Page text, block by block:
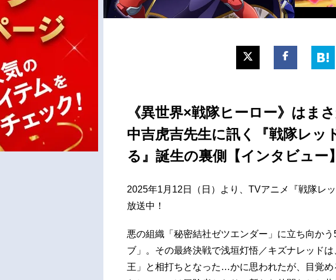
《異世界×戦隊ヒーロー》は
中吉虎吉先生に訊く『戦隊レッ
る』誕生の裏側【インタビュー】
2025年1月12日（日）より、TVアニメ『戦隊レ
放送中！
悪の組織「秘密結社ゼツエンダー」に立ち向か
ブ」。その最終決戦で浅垣灯悟／キズナレッド
王」と相打ちとなった…かに思われたが、目覚